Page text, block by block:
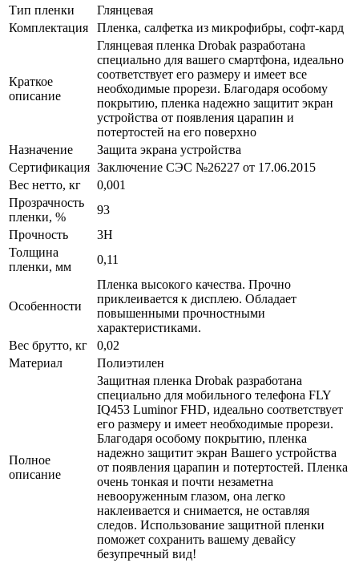
Тип пленки
Глянцевая
Комплектация
Пленка, салфетка из микрофибры, софт-кард
Краткое
описание
Глянцевая пленка Drobak разработана
специально для вашего смартфона, идеально
соответствует его размеру и имеет все
необходимые прорези. Благодаря особому
покрытию, пленка надежно защитит экран
устройства от появления царапин и
потертостей на его поверхно
Назначение
Защита экрана устройства
Сертификация Заключение СЭС №26227 от 17.06.2015
Вес нетто, кг
0,001
Прозрачность
пленки, %
93
Прочность
3H
Толщина
пленки, мм
0,11
Особенности
Пленка высокого качества. Прочно
приклеивается к дисплею. Обладает
повышенными прочностными
характеристиками.
Вес брутто, кг
0,02
Материал
Полиэтилен
Полное
описание
Защитная пленка Drobak разработана
специально для мобильного телефона FLY
IQ453 Luminor FHD, идеально соответствует
его размеру и имеет необходимые прорези.
Благодаря особому покрытию, пленка
надежно защитит экран Вашего устройства
от появления царапин и потертостей. Пленка
очень тонкая и почти незаметна
невооруженным глазом, она легко
наклеивается и снимается, не оставляя
следов. Использование защитной пленки
поможет сохранить вашему девайсу
безупречный вид!